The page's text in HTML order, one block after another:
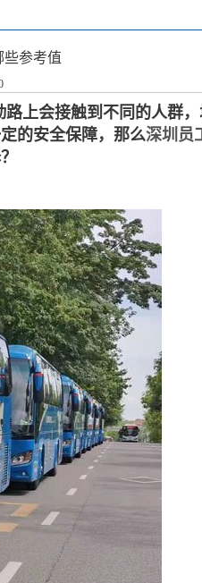
些参考值
上会接触到不同的人群
的安全保障，那么深圳员